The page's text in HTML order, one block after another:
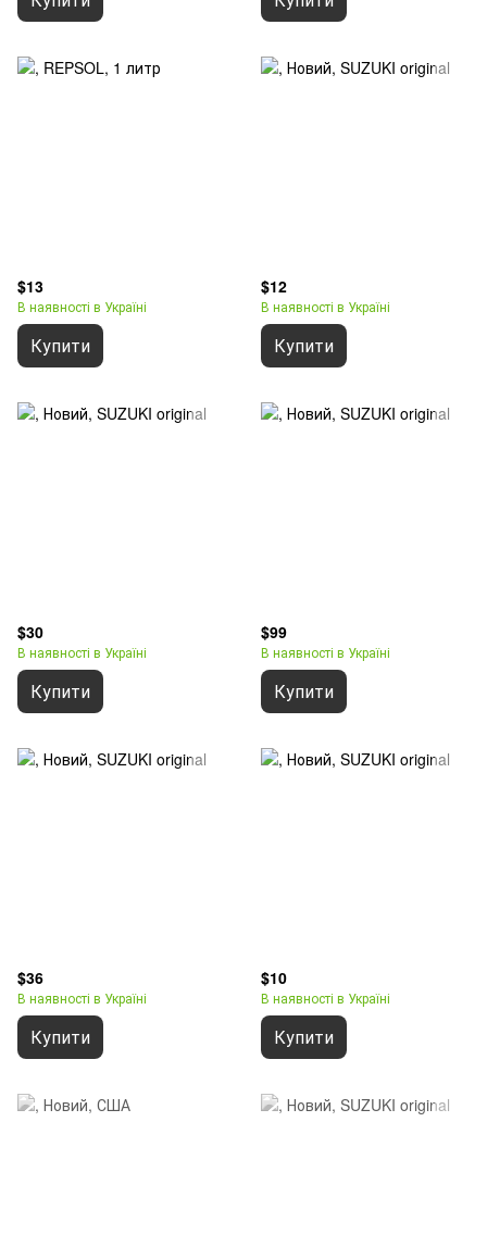
$13
В наявності в Україні
Купити
$12
В наявності в Україні
Купити
$30
В наявності в Україні
Купити
$99
В наявності в Україні
Купити
$36
В наявності в Україні
Купити
$10
В наявності в Україні
Купити